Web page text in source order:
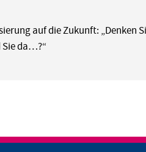
auf die Zukunft: „Denken
Sie da…?“